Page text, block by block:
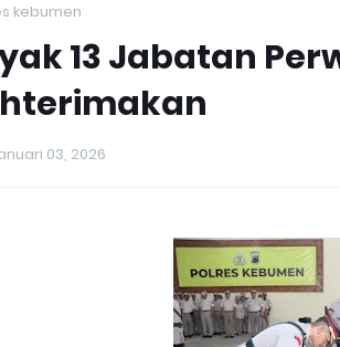
kebumen
13 Jabatan
03, 2026